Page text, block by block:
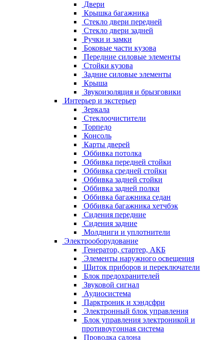
Двери
Крышка багажника
Стекло двери передней
Стекло двери задней
Ручки и замки
Боковые части кузова
Передние силовые элементы
Стойки кузова
Задние силовые элементы
Крыша
Звукоизоляция и брызговики
Интерьер и экстерьер
Зеркала
Стеклоочистители
Торпедо
Консоль
Карты дверей
Оббивка потолка
Оббивка передней стойки
Оббивка средней стойки
Оббивка задней стойки
Оббивка задней полки
Оббивка багажника седан
Оббивка багажника хетчбэк
Сидения передние
Сидения задние
Молдниги и уплотнители
Электрооборудование
Генератор, стартер, АКБ
Элементы наружного освещения
Щиток приборов и переключатели
Блок предохранителей
Звуковой сигнал
Аудиосистема
Парктроник и хэндсфри
Электронный блок управления
Блок управления электроникой и
противоугонная система
Проводка салона